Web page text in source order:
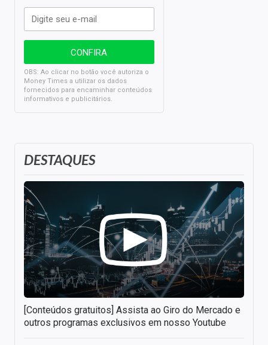
DESTAQUES
[Conteúdos gratuitos] Assista ao Giro do Mercado e
outros programas exclusivos em nosso Youtube
OBS: Ao clicar no botão você autoriza o
Money Times a utilizar os dados
fornecidos para encaminhar conteúdos
informativos e publicitários.